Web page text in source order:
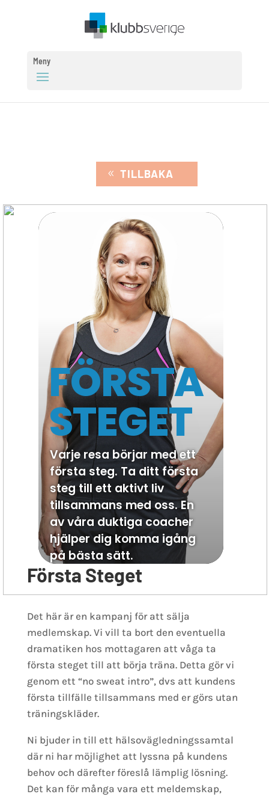
Meny
TILLBAKA
Första Steget
Det här är en kampanj för att sälja
medlemskap. Vi vill ta bort den eventuella
dramatiken hos mottagaren att våga ta
första steget till att börja träna. Detta gör vi
genom ett “no sweat intro”, dvs att kundens
första tillfälle tillsammans med er görs utan
träningskläder.
Ni bjuder in till ett hälsovägledningssamtal
där ni har möjlighet att lyssna på kundens
behov och därefter föreslå lämplig lösning.
Det kan för många vara ett meldemskap,